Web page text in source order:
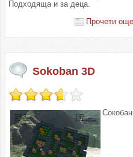
Подходяща и за деца.
Прочети
Sokoban 3D